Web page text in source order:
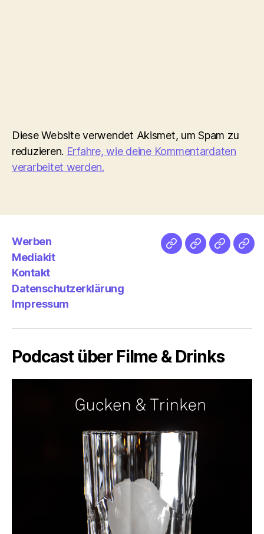
Diese Website verwendet Akismet, um Spam zu
reduzieren. Erfahre, wie deine Kommentardaten
verarbeitet werden.
Werben
Mediakit
Kontakt
Datenschutzerklärung
Impressum
NetzMedien
Podcast über Filme & Drinks